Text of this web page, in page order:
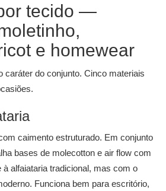
tecido —
e homewear
caráter do conjunto. Cinco materiais
caimento estruturado. Em conjunto
bases de molecotton e air flow com
alfaiataria tradicional, mas com o
Funciona bem para escritório,